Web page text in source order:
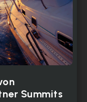
Summits